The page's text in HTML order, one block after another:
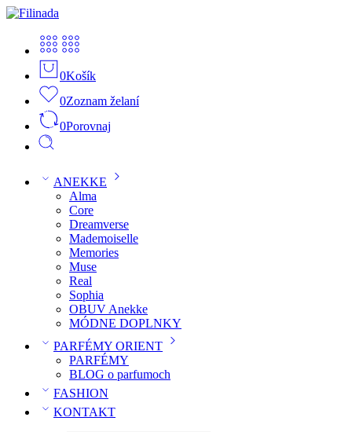
0Košík
0Zoznam želaní
0Porovnaj
ANEKKE
Alma
Core
Dreamverse
Mademoiselle
Memories
Muse
Real
Sophia
OBUV Anekke
MÓDNE DOPLNKY
PARFÉMY ORIENT
PARFÉMY
BLOG o parfumoch
FASHION
KONTAKT